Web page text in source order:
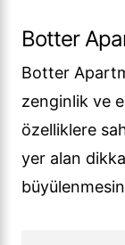
Botter
Botter
zenginlik ve
özelliklere
yer alan